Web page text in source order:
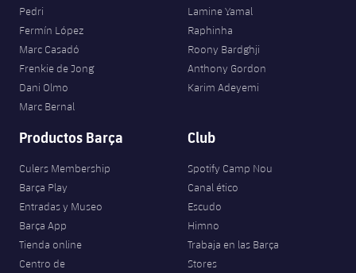
Pedri
Fermín López
Marc Casadó
Frenkie de Jong
Dani Olmo
Marc Bernal
Lamine Yamal
Raphinha
Roony Bardghji
Anthony Gordon
Karim Adeyemi
Productos Barça
Culers Membership
Barça Play
Entradas y Museo
Barça App
Tienda online
Centro de
Club
Spotify Camp Nou
Canal ético
Escudo
Himno
Trabaja en las Barça
Stores